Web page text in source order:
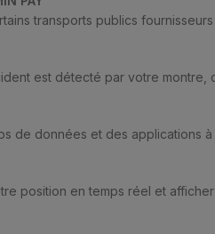
transports publics
est détecté par votre
de données et des applications
position en temps réel et